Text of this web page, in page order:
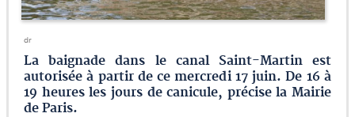
dr
La baignade dans le canal Saint-Martin est
autorisée à partir de ce mercredi 17 juin. De 16 à
19 heures les jours de canicule, précise la Mairie
de Paris.